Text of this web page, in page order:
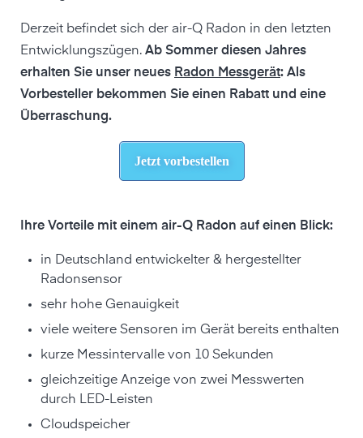
Derzeit befindet sich der air-Q Radon in den letzten
Entwicklungszügen. Ab Sommer diesen Jahres
erhalten Sie unser neues Radon Messgerät: Als
Vorbesteller bekommen Sie einen Rabatt und eine
Überraschung.
Jetzt vorbestellen
Ihre Vorteile mit einem air-Q Radon auf einen Blick:
in Deutschland entwickelter & hergestellter
Radonsensor
sehr hohe Genauigkeit
viele weitere Sensoren im Gerät bereits enthalten
kurze Messintervalle von 10 Sekunden
gleichzeitige Anzeige von zwei Messwerten
durch LED-Leisten
Cloudspeicher